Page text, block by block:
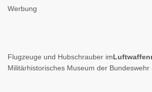
Werbung
Flugzeuge und Hubschrauber im
Militärhistorisches Museum der Bundeswehr